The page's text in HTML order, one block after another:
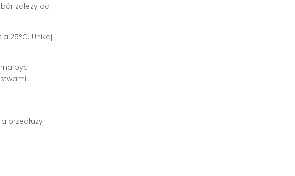
zależy od
25°C. Unikaj
być
przedłuży